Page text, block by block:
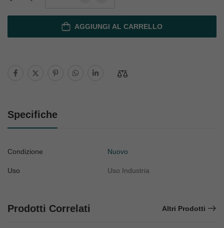
AGGIUNGI AL CARRELLO
Specifiche
Condizione Nuovo
Uso Uso Industria
Prodotti Correlati Altri Prodotti